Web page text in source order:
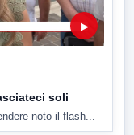
▶
soli
noto il flash...